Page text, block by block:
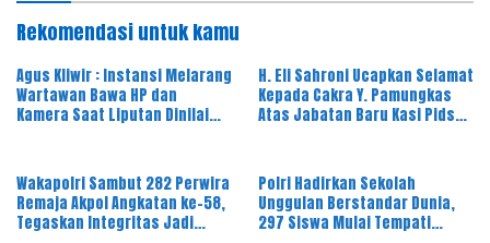
Rekomendasi untuk kamu
Agus Kliwir : Instansi Melarang
Wartawan Bawa HP dan
Kamera Saat Liputan Dinilai
H. Eli Sahroni Ucapkan Selamat
Kepada Cakra Y. Pamungkas
Atas Jabatan Baru Kasi Pidsus
Wakapolri Sambut 282 Perwira
Remaja Akpol Angkatan ke-58,
Tegaskan Integritas Jadi
Polri Hadirkan Sekolah
Unggulan Berstandar Dunia,
297 Siswa Mulai Tempati